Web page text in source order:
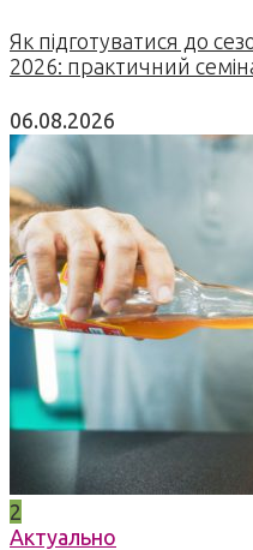
Як підготуватися до
2026: практичний
06.08.2026
2
Актуально